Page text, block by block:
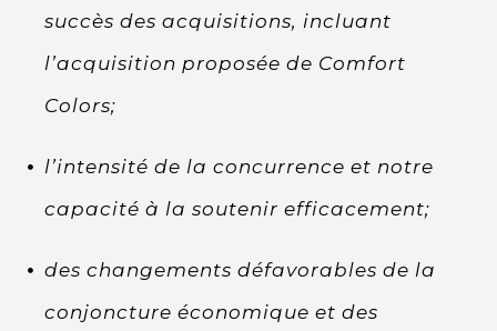
succès des acquisitions, incluant
l’acquisition proposée de Comfort
Colors;
l’intensité de la concurrence et notre
capacité à la soutenir efficacement;
des changements défavorables de la
conjoncture économique et des